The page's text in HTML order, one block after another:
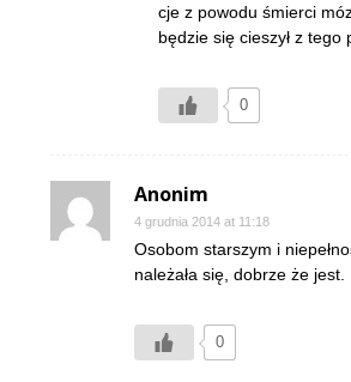
cje z po­wodu śmier­ci
będzie się cie­szył z te­go
0
Anonim
4 grudnia 2014 at 11:18
Osobom starszym i
należała się, dobrze że jest.
0